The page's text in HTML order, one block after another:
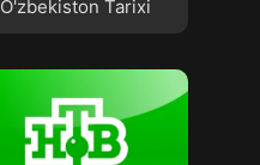
O'zbekiston Tarixi